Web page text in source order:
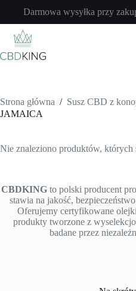
treści
Darmowa wysyłka przy
Strona główna / Susz CBD z
JAMAICA
Nie znaleziono produktów, których
CBDKINGto polski producent
stawia na jakość,
Oferujemy certyfikowane
produkty tworzone z
badane przez